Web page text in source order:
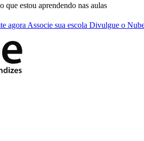
que estou aprendendo nas aulas
agora Associe sua escola Divulgue o